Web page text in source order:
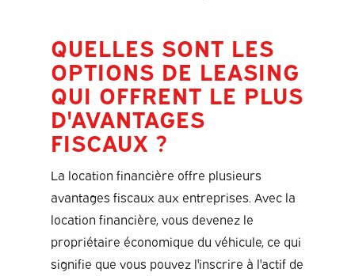
QUELLES SONT LES
OPTIONS DE LEASING
QUI OFFRENT LE PLUS
D'AVANTAGES
FISCAUX ?
La location financière offre plusieurs
avantages fiscaux aux entreprises. Avec la
location financière, vous devenez le
propriétaire économique du véhicule, ce qui
signifie que vous pouvez l'inscrire à l'actif de